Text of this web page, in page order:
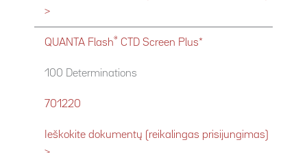
>
QUANTA Flash® CTD Screen Plus*
100 Determinations
701220
Ieškokite dokumentų (reikalingas prisijungimas)